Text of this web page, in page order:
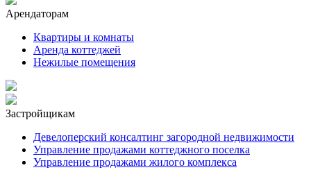
Арендаторам
Квартиры и комнаты
Аренда коттеджей
Нежилые помещения
Застройщикам
Девелоперский консалтинг загородной недвижимости
Управление продажами коттеджного поселка
Управление продажами жилого комплекса